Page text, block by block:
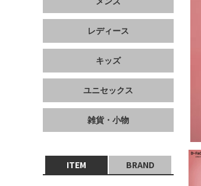
レディース
キッズ
ユニセックス
雑貨・小物
ITEM BRAND